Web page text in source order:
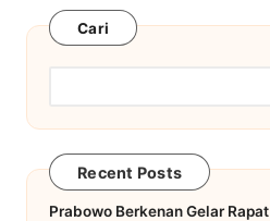
Cari
Recent Posts
Prabowo Berkenan Gelar